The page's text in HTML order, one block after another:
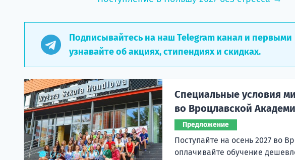
Подписывайтесь на наш Telegram канал и первыми
узнавайте об акциях, стипендиях и скидках.
Специальные условия
во Вроцлавской
Предложение
Поступайте на осень 2027 во
оплачивайте обучение